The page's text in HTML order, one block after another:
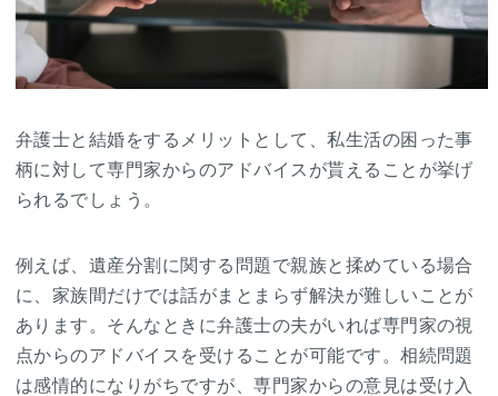
弁護士と結婚をするメリットとして、私生活の困った事
柄に対して専門家からのアドバイスが貰えることが挙げ
られるでしょう。
例えば、遺産分割に関する問題で親族と揉めている場合
に、家族間だけでは話がまとまらず解決が難しいことが
あります。そんなときに弁護士の夫がいれば専門家の視
点からのアドバイスを受けることが可能です。相続問題
は感情的になりがちですが、専門家からの意見は受け入